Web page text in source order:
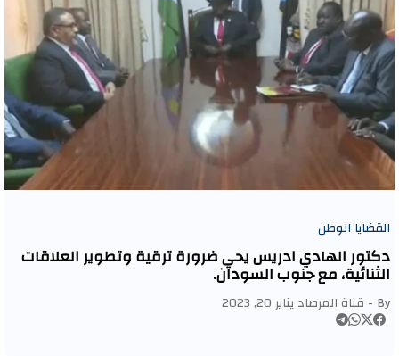
القضايا الوطن
دكتور الهادي ادريس يحي ضرورة ترقية وتطوير العلاقات
الثنائية، مع جنوب السودان.
By - قناة المرصاديناير 20, 2023